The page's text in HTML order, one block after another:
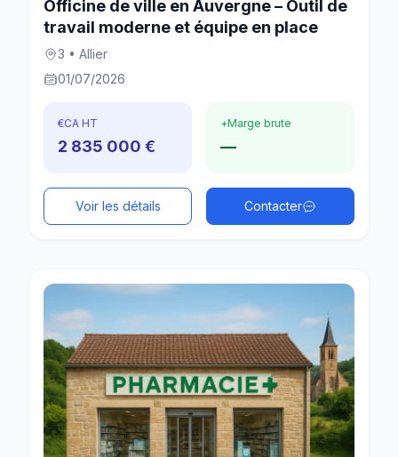
Officine de ville en Auvergne – Outil de
travail moderne et équipe en place
3 • Allier
01/07/2026
€CA HT
2 835 000 €
+Marge brute
—
Voir les détails Contacter